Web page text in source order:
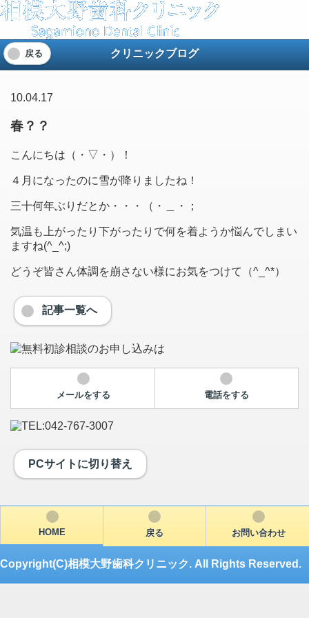
戻る クリニックブログ
10.04.17
春？？
こんにちは（・▽・）！
４月になったのに雪が降りましたね！
三十何年ぶりだとか・・・（・＿・；
気温も上がったり下がったりで何を着ようか悩んでしまい
ますね(^_^;)
どうぞ皆さん体調を崩さない様にお気をつけて（^_^*）
記事一覧へ
メールをする 電話をする
PCサイトに切り替え
HOME 戻る お問い合わせ
Copyright(C)相模大野歯科クリニック. All Rights Reserved.